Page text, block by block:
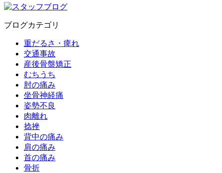
ブログカテゴリ
重だるさ・痺れ
交通事故
産後骨盤矯正
むちうち
肘の痛み
坐骨神経痛
姿勢不良
肉離れ
捻挫
背中の痛み
肩の痛み
首の痛み
骨折